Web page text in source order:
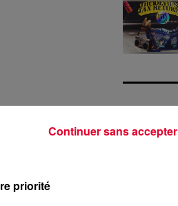
priorité
Continuer sans accepter